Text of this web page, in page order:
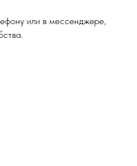
или в мессенджере,